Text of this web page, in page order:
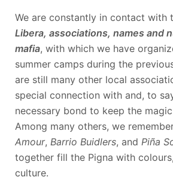
We are constantly in contact with
Libera, associations, names and
mafia, with which we have
summer camps during the
are still many other local
special connection with and, to
necessary bond to keep the
Among many others, we
Amour, Barrio Buidlers, and Piña
together fill the Pigna with
culture.